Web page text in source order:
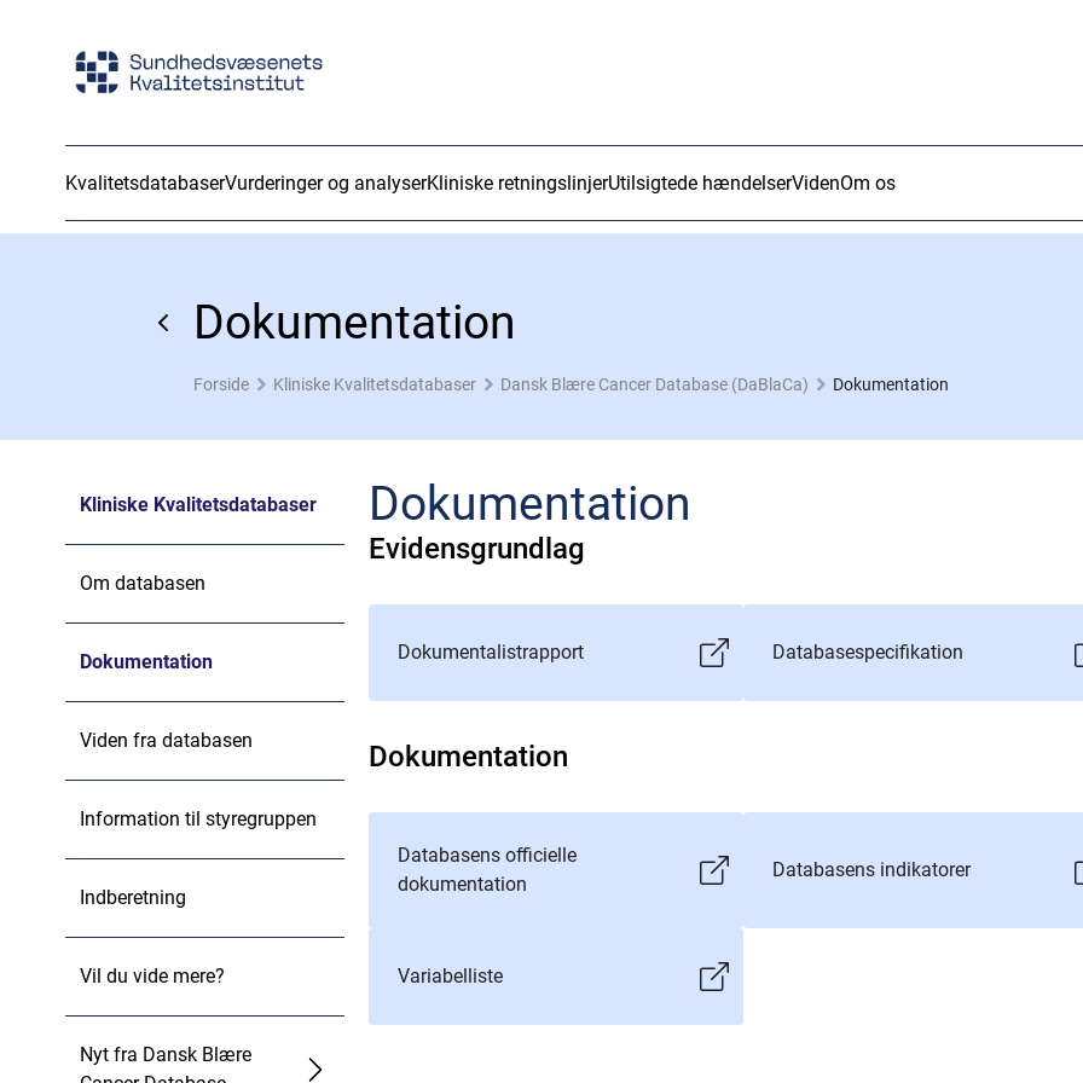
KvalitetsdatabaserVurderinger og analyserKliniske retningslinjerUtilsigtede hændelserVidenOm os
Dokumentation
Forside Kliniske Kvalitetsdatabaser Dansk Blære Cancer Database (DaBlaCa) Dokumentation
Kliniske Kvalitetsdatabaser
Om databasen
Dokumentation
Viden fra databasen
Information til styregruppen
Indberetning
Vil du vide mere?
Nyt fra Dansk Blære
Dokumentation
Evidensgrundlag
Dokumentalistrapport Databasespecifikation
Dokumentation
Databasens officielle
dokumentation
Databasens indikatorer
Variabelliste